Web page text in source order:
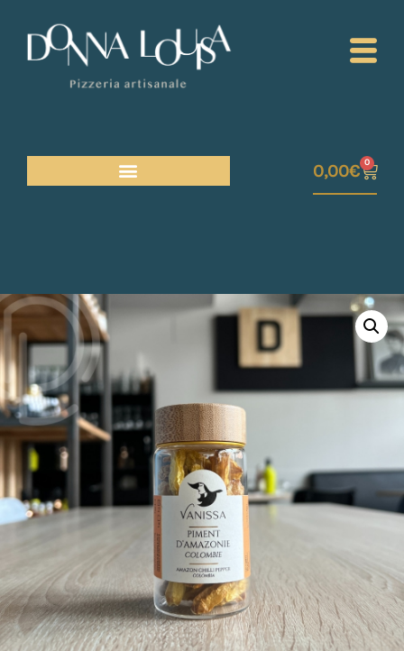
0,00€ 0